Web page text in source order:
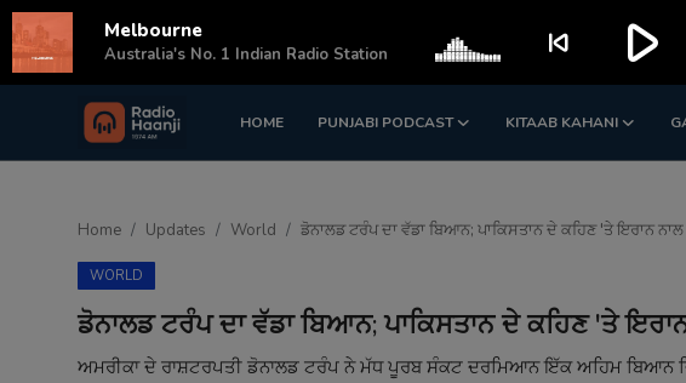
HOME PUNJABI PODCAST KITAAB KAHANI
Login Register
Punjabi Podcast
Kitaab Kahani
Home Updates World ਡੋਨਾਲਡ ਟਰੰਪ ਦਾ ਵੱਡਾ ਬਿਆਨ; ਪਾਕਿਸਤਾਨ ਦੇ ਕਹਿਣ 'ਤੇ ਇਰਾਨ
WORLD
ਡੋਨਾਲਡ ਟਰੰਪ ਦਾ ਵੱਡਾ ਬਿਆਨ; ਪਾਕਿਸਤਾਨ ਦੇ ਕਹਿਣ 'ਤੇ
ਅਮਰੀਕਾ ਦੇ ਰਾਸ਼ਟਰਪਤੀ ਡੋਨਾਲਡ ਟਰੰਪ ਨੇ ਮੱਧ ਪੂਰਬ ਸੰਕਟ ਦਰਮਿਆਨ ਇੱਕ ਅਹਿਮ ਬਿਆਨ
Melbourne
Australia's No. 1 Indian Radio Station skip_previous play_arrow